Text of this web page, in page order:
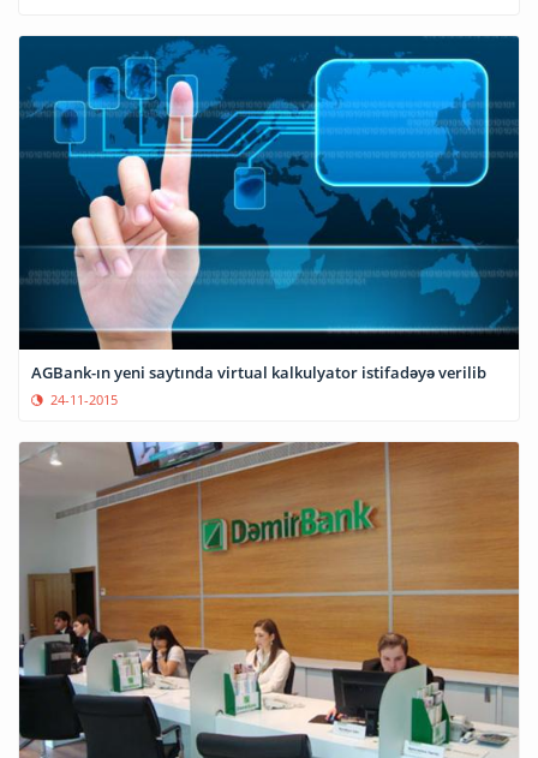
AGBank-ın yeni saytında virtual kalkulyator istifadəyə verilib
24-11-2015